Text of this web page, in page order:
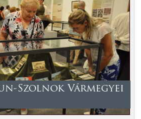
Szolnok Vármegyei